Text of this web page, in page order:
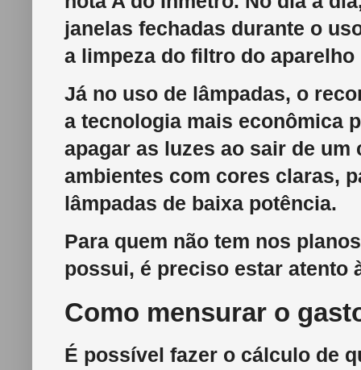
janelas fechadas durante o
a limpeza do filtro do
Já no uso de lâmpadas, o
a tecnologia mais econômica
apagar as luzes ao sair de
ambientes com cores claras,
lâmpadas de baixa potência.
Para quem não tem nos
possui, é preciso estar atento
Como mensurar o
É possível fazer o cálculo de